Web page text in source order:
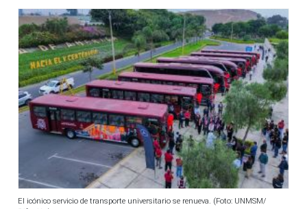
El icónico servicio de transporte universitario se renueva. (Foto: UNMSM/